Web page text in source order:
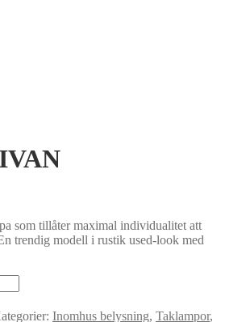
som tillåter maximal individualitet att
trendig modell i rustik used-look med
Inomhus belysning, Taklampor,